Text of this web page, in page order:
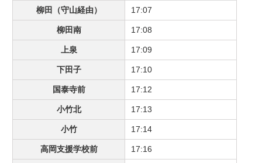
柳田（守山経由） 17:07
柳田南 17:08
上泉 17:09
下田子 17:10
国泰寺前 17:12
小竹北 17:13
小竹 17:14
高岡支援学校前 17:16